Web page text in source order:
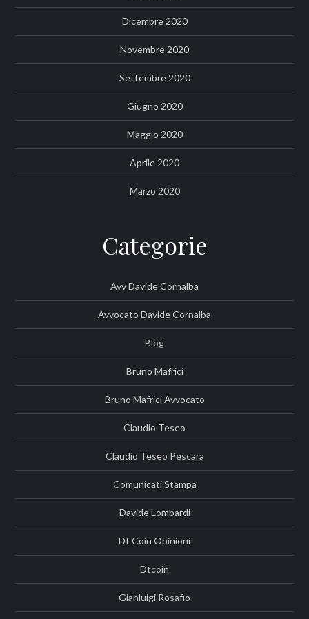
Dicembre 2020
Novembre 2020
Settembre 2020
Giugno 2020
Maggio 2020
Aprile 2020
Marzo 2020
Categorie
Avv Davide Cornalba
Avvocato Davide Cornalba
Blog
Bruno Mafrici
Bruno Mafrici Avvocato
Claudio Teseo
Claudio Teseo Pescara
Comunicati Stampa
Davide Lombardi
Dt Coin Opinioni
Dtcoin
Gianluigi Rosafio